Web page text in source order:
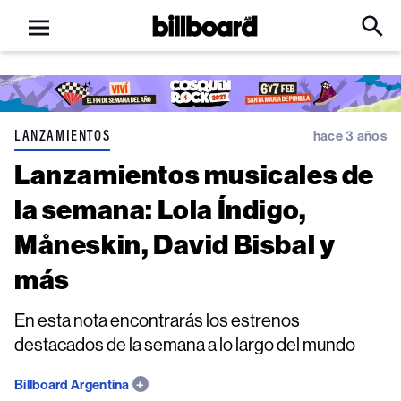
Open
menu
Billboard
Click
Input
LANZAMIENTOS hace 3 años
Lanzamientos musicales de
la semana: Lola Índigo,
Måneskin, David Bisbal y
más
En esta nota encontrarás los estrenos
destacados de la semana a lo largo del mundo
Billboard Argentina